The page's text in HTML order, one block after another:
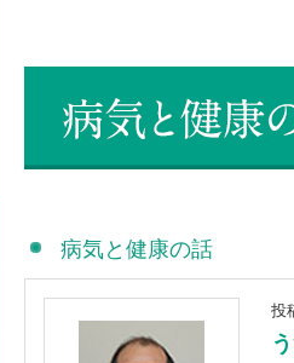
病気と健康の話
投